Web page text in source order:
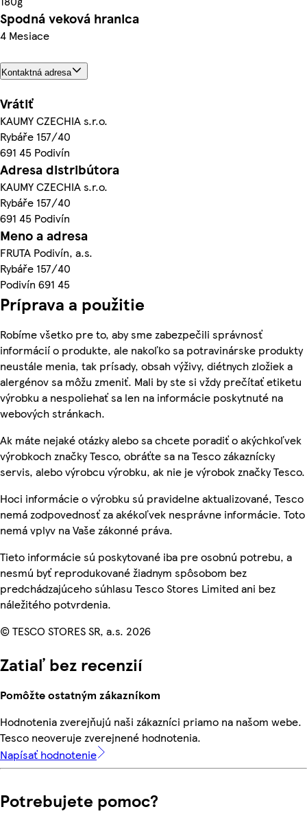
Spodná veková hranica
4 Mesiace
Kontaktná adresa
Vrátiť
KAUMY CZECHIA s.r.o.
Rybáře 157/40
691 45 Podivín
Adresa distribútora
KAUMY CZECHIA s.r.o.
Rybáře 157/40
691 45 Podivín
Meno a adresa
FRUTA Podivín, a.s.
Rybáře 157/40
Podivín 691 45
Príprava a použitie
Robíme všetko pre to, aby sme zabezpečili správnosť
informácií o produkte, ale nakoľko sa potravinárske produkty
neustále menia, tak prísady, obsah výživy, diétnych zložiek a
alergénov sa môžu zmeniť. Mali by ste si vždy prečítať etiketu
výrobku a nespoliehať sa len na informácie poskytnuté na
webových stránkach.
Ak máte nejaké otázky alebo sa chcete poradiť o akýchkoľvek
výrobkoch značky Tesco, obráťte sa na Tesco zákaznícky
servis, alebo výrobcu výrobku, ak nie je výrobok značky Tesco.
Hoci informácie o výrobku sú pravidelne aktualizované, Tesco
nemá zodpovednosť za akékoľvek nesprávne informácie. Toto
nemá vplyv na Vaše zákonné práva.
Tieto informácie sú poskytované iba pre osobnú potrebu, a
nesmú byť reprodukované žiadnym spôsobom bez
predchádzajúceho súhlasu Tesco Stores Limited ani bez
náležitého potvrdenia.
© TESCO STORES SR, a.s. 2026
Zatiaľ bez recenzií
Pomôžte ostatným zákazníkom
Hodnotenia zverejňujú naši zákazníci priamo na našom webe.
Tesco neoveruje zverejnené hodnotenia.
Napísať hodnotenie
Potrebujete pomoc?